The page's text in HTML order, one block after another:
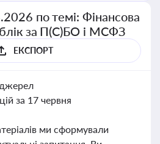
по темі: Фінансова
за П(С)БО і МСФЗ
ЕКСПОРТ
за 17 червня
ми сформували